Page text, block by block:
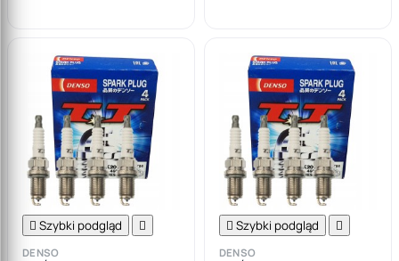
 Szybki podgląd 
DENSO
 Szybki podgląd 
DENSO